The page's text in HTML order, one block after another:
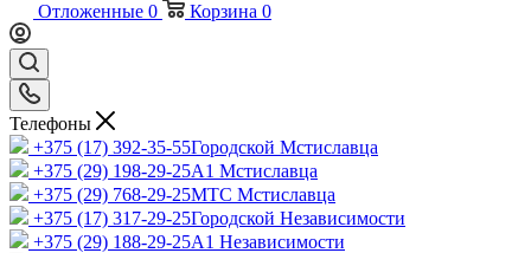
Отложенные 0 Корзина 0
Телефоны
+375 (17) 392-35-55Городской Мстиславца
+375 (29) 198-29-25A1 Мстиславца
+375 (29) 768-29-25МТС Мстиславца
+375 (17) 317-29-25Городской Независимости
+375 (29) 188-29-25A1 Независимости